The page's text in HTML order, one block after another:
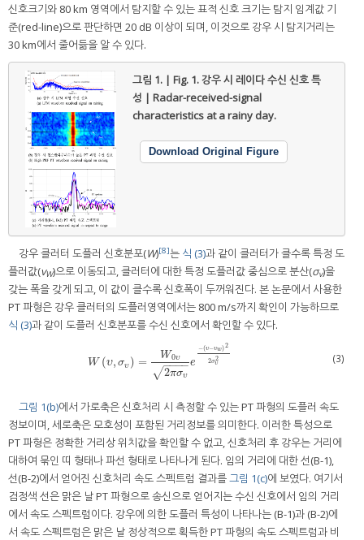
신호크기와 80 km 영역에서 탐지할 수 있는 표적 신호 크기는 탐지 임계값 기
준(red-line)으로 판단하면 20 dB 이상이 되며, 이것으로 강우 시 탐지거리는
30 km에서 줄어듦을 알 수 있다.
그림 1. | Fig. 1.강우 시 레이다 수신 신호 특
성 | Radar-received-signal
characteristics at a rainy day.
Download Original Figure
강우 클러터 도플러 신호분포(W)[8]는 식 (3)과 같이 클러터가 클수록 특정 도
플러값(vW)으로 이동되고, 클러터에 대한 특정 도플러값 중심으로 분산(σv)을
갖는 폭을 갖게 되고, 이 값이 클수록 신호폭이 두꺼워진다. 본 논문에서 사용한
PT 파형은 강우 클러터의 도플러영역에서는 800 m/s까지 확인이 가능하므로
식 (3)과 같이 도플러 신호분포를 수신 신호에서 확인할 수 있다.
W (υ, συ ) =
W0υ
2πσυ
− −
−−
√
e
−(υ−υw)2
2σ2
υ
W(υ,συ)=W 0υ 2πσυe−(υ υw) (3)
그림 1(b)에서 가로축은 신호처리 시 측정할 수 있는 PT 파형의 도플러 속도
정보이며, 세로축은 모호성이 포함된 거리정보를 의미한다. 이러한 특성으로
PT 파형은 정확한 거리상 위치값을 확인할 수 없고, 신호처리 후 강우는 거리에
대하여 묶인 띠 형태나 파선 형태로 나타나게 된다. 임의 거리에 대한 선(B-1),
선(B-2)에서 얻어진 신호처리 속도 스펙트럼 결과를그림 1(c)에 보였다. 여기서
검정색 선은 맑은 날 PT 파형으로 송신으로 얻어지는 수신 신호에서 임의 거리
에서 속도 스펙트럼이다. 강우에 의한 도플러 특성이 나타나는 (B-1)과 (B-2)에
서 속도 스펙트럼은 맑은 날 정상적으로 획득한 PT 파형의 속도 스펙트럼과 비